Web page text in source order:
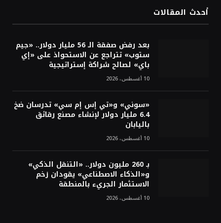
لتعزيز رقمنة قطاع البناء في السعودية
أحدث المقالات
بعد رفض صفقة الـ 56 مليار دولار.. «جيم
ستوب» تتراجع عن الاستحواذ على «إي
باي» لصالح شراكة إستراتيجية
10 أغسطس، 2026
«سوني» و«تي إس إم سي» تدرسان ضخ
6.4 مليار دولار لإنشاء مصنع رقائق
باليابان
10 أغسطس، 2026
بـ 260 مليون دولار.. «التنقل الذكي»
و«الذكاء الاصطناعي» يقودان زخم
الاستثمار الجريء بالمنطقة
10 أغسطس، 2026